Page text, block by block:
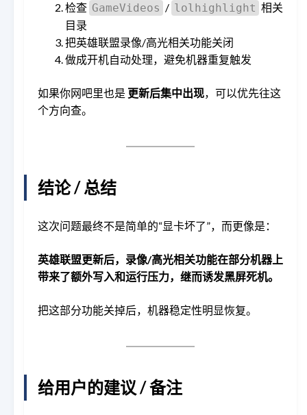
检查 GameVideos / lolhighlight 相关
目录
把英雄联盟录像/高光相关功能关闭
做成开机自动处理，避免机器重复触发
如果你网吧里也是 更新后集中出现，可以优先往这
个方向查。
结论 / 总结
这次问题最终不是简单的“显卡坏了”，而更像是：
英雄联盟更新后，录像/高光相关功能在部分机器上
带来了额外写入和运行压力，继而诱发黑屏死机。
把这部分功能关掉后，机器稳定性明显恢复。
给用户的建议 / 备注